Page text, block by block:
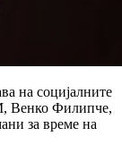
на социјалните
Венко Филипче,
за време на